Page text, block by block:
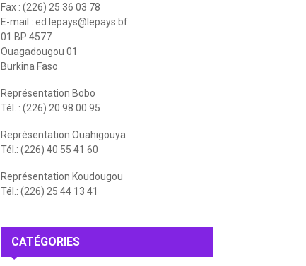
Fax : (226) 25 36 03 78
E-mail : ed.lepays@lepays.bf
01 BP 4577
Ouagadougou 01
Burkina Faso
Représentation Bobo
Tél. : (226) 20 98 00 95
Représentation Ouahigouya
Tél.: (226) 40 55 41 60
Représentation Koudougou
Tél.: (226) 25 44 13 41
CATÉGORIES